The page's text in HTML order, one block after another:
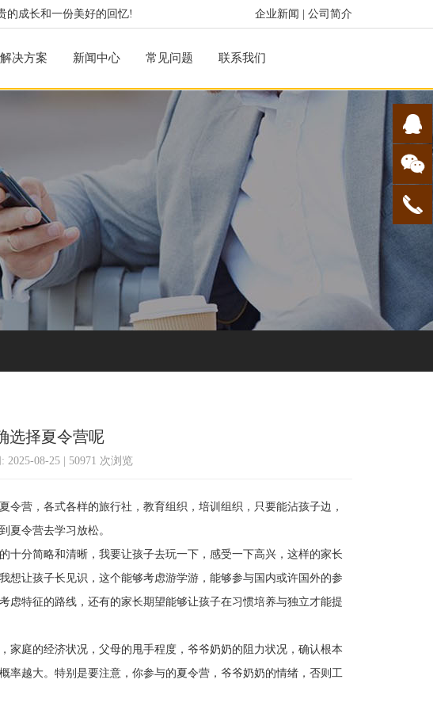
企业新闻 公司简介
的成长和一份美好的回忆!
解决方案 新闻中心 常见问题 联系我们
选择夏令营呢
08-25 | 50971 次浏览
营，各式各样的旅行社，教育组织，培训组织，只要能沾孩子边，
夏令营去学习放松。
分简略和清晰，我要让孩子去玩一下，感受一下高兴，这样的家长
想让孩子长见识，这个能够考虑游学游，能够参与国内或许国外的参
虑特征的路线，还有的家长期望能够让孩子在习惯培养与独立才能提
庭的经济状况，父母的甩手程度，爷爷奶奶的阻力状况，确认根本
率越大。特别是要注意，你参与的夏令营，爷爷奶奶的情绪，否则工